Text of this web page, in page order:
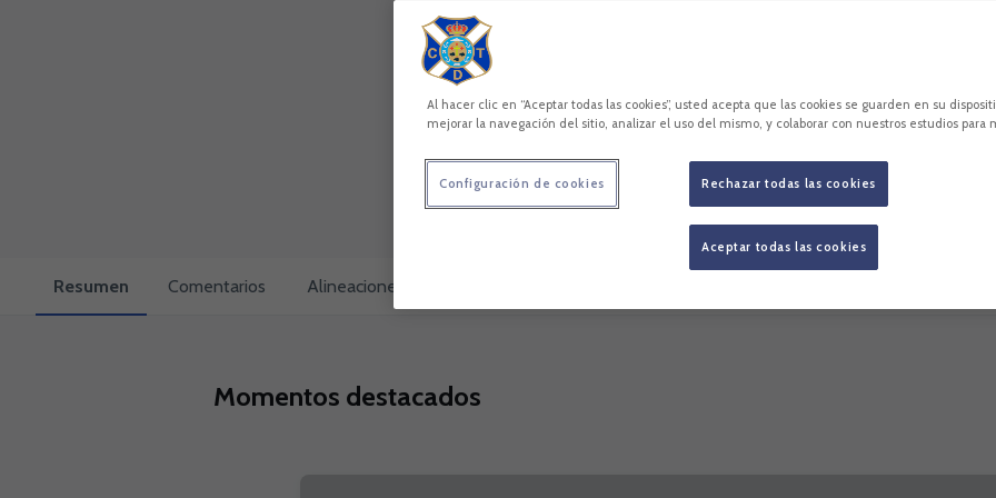
Resumen Comentarios Alineaciones
Momentos destacados
Al hacer clic en “Aceptar todas las cookies”, usted acepta que las cookies se guarden en su
mejorar la navegación del sitio, analizar el uso del mismo, y colaborar con nuestros estudios para
Rechazar todas las cookies
Aceptar todas las cookies
Configuración de cookies